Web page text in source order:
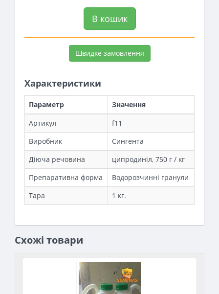
В кошик
Швидке замовлення
Характеристики
Параметр
Значення
Артикул
f11
Виробник
Сингента
Діюча речовина
ципродиніл, 750 г / кг
Препаративна форма
Водорозчинні гранули
Тара
1 кг.
Схожі товари